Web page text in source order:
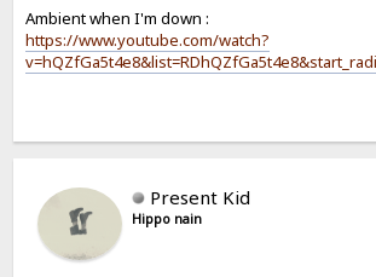
Ambient when I'm down :
https://www.youtube.com/watch?
Present Kid
Hippo nain